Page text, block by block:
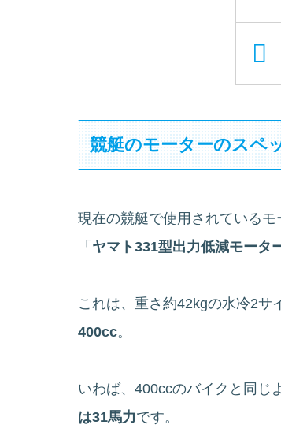
競艇のモーターのスペ
現在の競艇で使用されている
「 ヤマト331型出力低減モータ
これは、重さ約42kgの水冷2サ
400cc。
いわば、400ccのバイクと同じ
は31馬力です。